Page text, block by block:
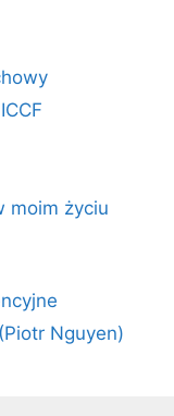
moim życiu
Nguyen)